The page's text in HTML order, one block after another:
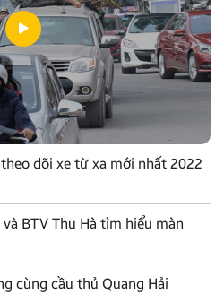
dõi xe từ xa mới nhất 2022
BTV Thu Hà tìm hiểu màn
cùng cầu thủ Quang Hải